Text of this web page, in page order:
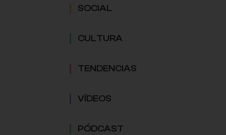
SOCIAL
CULTURA
TENDENCIAS
VÍDEOS
PÓDCAST